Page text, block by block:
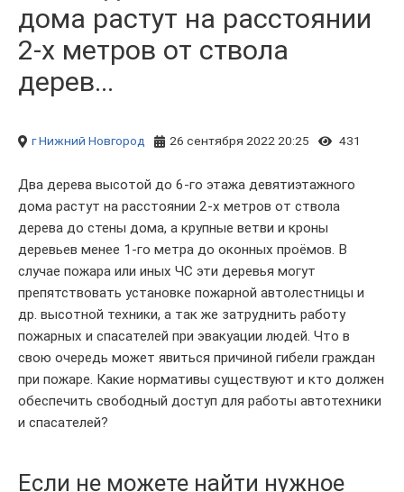
дома растут на расстоянии
2-х метров от ствола
дерев...
г Нижний Новгород 26 сентября 2022 20:25 431
Два дерева высотой до 6-го этажа девятиэтажного
дома растут на расстоянии 2-х метров от ствола
дерева до стены дома, а крупные ветви и кроны
деревьев менее 1-го метра до оконных проёмов. В
случае пожара или иных ЧС эти деревья могут
препятствовать установке пожарной автолестницы и
др. высотной техники, а так же затруднить работу
пожарных и спасателей при эвакуации людей. Что в
свою очередь может явиться причиной гибели граждан
при пожаре. Какие нормативы существуют и кто должен
обеспечить свободный доступ для работы автотехники
и спасателей?
Если не можете найти нужное